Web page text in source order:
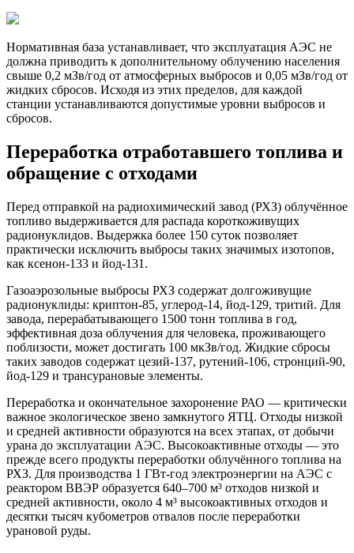
Нормативная база устанавливает, что эксплуатация АЭС не
должна приводить к дополнительному облучению населения
свыше 0,2 мЗв/год от атмосферных выбросов и 0,05 мЗв/год от
жидких сбросов. Исходя из этих пределов, для каждой
станции устанавливаются допустимые уровни выбросов и
сбросов.
Переработка отработавшего топлива и
обращение с отходами
Перед отправкой на радиохимический завод (РХЗ) облучённое
топливо выдерживается для распада короткоживущих
радионуклидов. Выдержка более 150 суток позволяет
практически исключить выбросы таких значимых изотопов,
как ксенон-133 и йод-131.
Газоаэрозольные выбросы РХЗ содержат долгоживущие
радионуклиды: криптон-85, углерод-14, йод-129, тритий. Для
завода, перерабатывающего 1500 тонн топлива в год,
эффективная доза облучения для человека, проживающего
поблизости, может достигать 100 мкЗв/год. Жидкие сбросы
таких заводов содержат цезий-137, рутений-106, стронций-90,
йод-129 и трансурановые элементы.
Переработка и окончательное захоронение РАО — критически
важное экологическое звено замкнутого ЯТЦ. Отходы низкой
и средней активности образуются на всех этапах, от добычи
урана до эксплуатации АЭС. Высокоактивные отходы — это
прежде всего продукты переработки облучённого топлива на
РХЗ. Для производства 1 ГВт-год электроэнергии на АЭС с
реактором ВВЭР образуется 640–700 м³ отходов низкой и
средней активности, около 4 м³ высокоактивных отходов и
десятки тысяч кубометров отвалов после переработки
урановой руды.